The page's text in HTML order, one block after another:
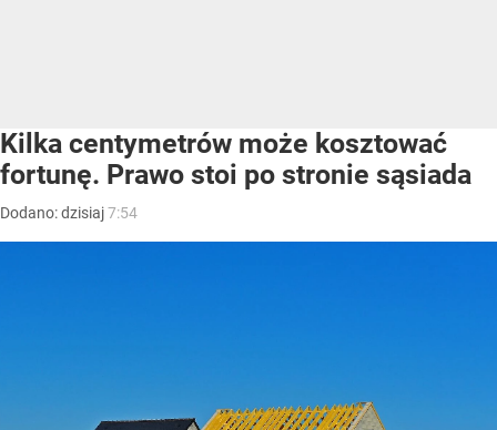
Kilka centymetrów może kosztować
fortunę. Prawo stoi po stronie sąsiada
Dodano:dzisiaj7:54